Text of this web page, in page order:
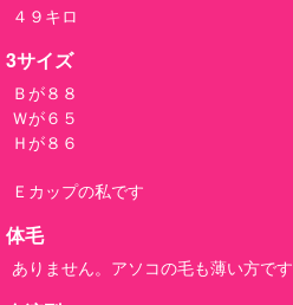
４９キロ
3サイズ
Ｂが８８
Ｗが６５
Ｈが８６
Ｅカップの私です
体毛
ありません。アソコの毛も薄い方です